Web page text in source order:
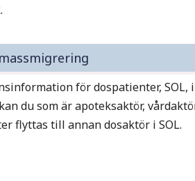
för dospatienter,
du som är apoteksaktör,
flyttas till annan dosaktör i SOL.